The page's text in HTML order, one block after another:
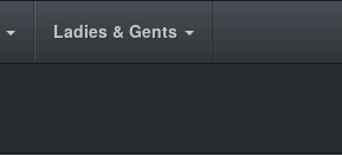
Ladies & Gents